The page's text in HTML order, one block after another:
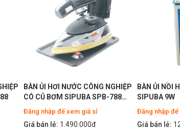
BÀN ỦI HƠI NƯỚC CÔNG NGHIỆP
CÓ CỦ BƠM SIPUBA SPB-788
VỚI BÌNH CHỨA NƯỚC LỚN
Đăng nhập để xem giá sỉ
Giá bán lẻ: 1.490.000đ
BÀN ỦI NỒI
SIPUBA 9W
Đăng nhập
Giá bán lẻ: